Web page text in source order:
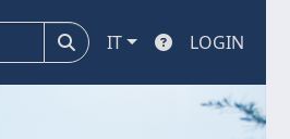
IT LOGIN